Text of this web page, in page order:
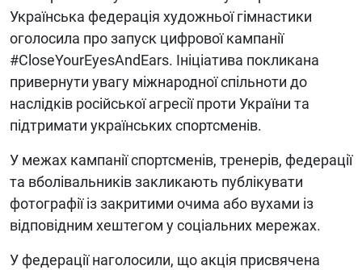
Українська федерація художньої гімнастики
оголосила про запуск цифрової кампанії
#CloseYourEyesAndEars. Ініціатива покликана
привернути увагу міжнародної спільноти до
наслідків російської агресії проти України та
підтримати українських спортсменів.
У межах кампанії спортсменів, тренерів, федерації
та вболівальників закликають публікувати
фотографії із закритими очима або вухами із
відповідним хештегом у соціальних мережах.
У федерації наголосили, що акція присвячена